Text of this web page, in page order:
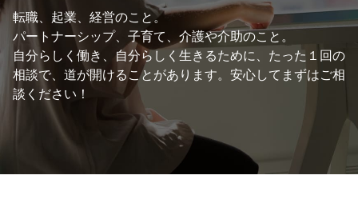
転職、起業、経営のこと。
パートナーシップ、子育て、介護や介助のこと。
自分らしく働き、自分らしく生きるために、たった１回の
相談で、道が開けることがあります。安心してまずはご相
談ください！